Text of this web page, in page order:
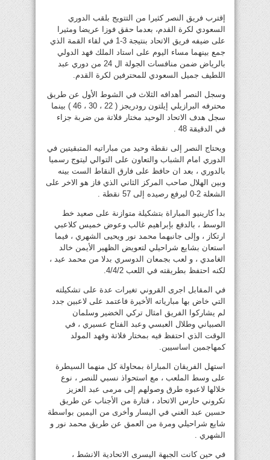
إقترب فريق النصر كثيرا من التتويج بلقب الدوري
السعودي لكرة القدم، بعدما حقق فوزا عريضا ومثيرا
على ضيفه فريق الاتحاد بنتيجة 3-1 في لقاء القمة الذي
جمع بينهما مساء اليوم على استاد الملك فهد الدولي
بالرياض ضمن منافسات الجولة ال 24 من دوري عبد
اللطيف جميل السعودي للمحترفين لكرة القدم.
وسجل النصر أهدافه الثلاث في الشوط الأول عن طريق
محترفه البرازيلي إيلتون رودريجز ( 22 ، 30 ، 46 ) بينما
سجل هدف الاتحاد الوحيد مختار فلاتة من ضربة جزاء
في الدقيقة 48 .
ويحتاج النصر إلى نقطة وحيد من مباراتيه المتبقيتين في
الدوري امام الشباب والتعاون على التوالي ليتوج رسميا
بالدوري ، بعد ان حافظ على فارق النقاط الست بينه
وبين الهلال صاحب المركز الثاني الذي فاز هو الاخر على
الشعلة 2-0 ليرفع رصيده إلى 57 نقطة .
بدأ كارينيو المباراة بتشكيلة متوازنة على صعيد خط
الوسط ، بالدفع بإبراهيم غالب وعوض خميس كلاعبي
ارتكاز ، وإلى جانبهما محمد نور ويحيى الشهري ، فيما
استعان بشايع شراحيلي لتعويض الظهير الأيمن خالد
الغامدي ، و لعب بجمعان الدوسري بدلا من محمد عيد ،
لكنه احتفظ بطريقته في اللعب 4/4/2.
في المقابل اجرى القروني تغيرات عدة على تشكيلته
التي خاض بها مبارياته الأخيرة فاعتمد على لاعبين جدد
لم يشاركوا الفريق امثال تركي الخضير وسلمان
الصبياني وطلال العبسي وعبد الفتاح عسيري ، في
الوقت الذي احتفظ فيه بمختار فلاتة وفهد المولد
كمهاجمين اساسيين.
استهل الفريقان المباراة بمحاولة كل منهما السيطرة
على وسط الملعب ، مع استحواذ نسبي للنصر ، نوع
خلالها لاعبوه طرق وصولهم إلى مرمى عبد العزيز
تكروني حارس الاتحاد ، فتارة من الأجناب عن طريق
حسين عبد الغني في اليسار وأخرى من اليمين بواسطة
شايع شراحيلي ومرة من العمق عن طريق محمد نور و
الشهري .
في حين كانت الجبهة اليسرى الاتحادية الانشط ،